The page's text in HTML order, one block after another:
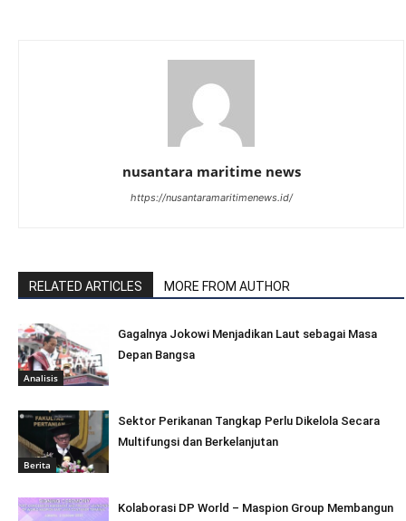
nusantara maritime news
https://nusantaramaritimenews.id/
RELATED ARTICLES MORE FROM AUTHOR
Analisis
Gagalnya Jokowi Menjadikan Laut sebagai Masa
Depan Bangsa
Berita
Sektor Perikanan Tangkap Perlu Dikelola Secara
Multifungsi dan Berkelanjutan
Kolaborasi DP World – Maspion Group Membangun